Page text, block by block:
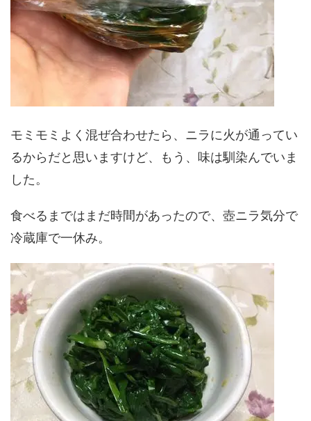
モミモミよく混ぜ合わせたら、ニラに火が通ってい
るからだと思いますけど、もう、味は馴染んでいま
した。
食べるまではまだ時間があったので、壺ニラ気分で
冷蔵庫で一休み。